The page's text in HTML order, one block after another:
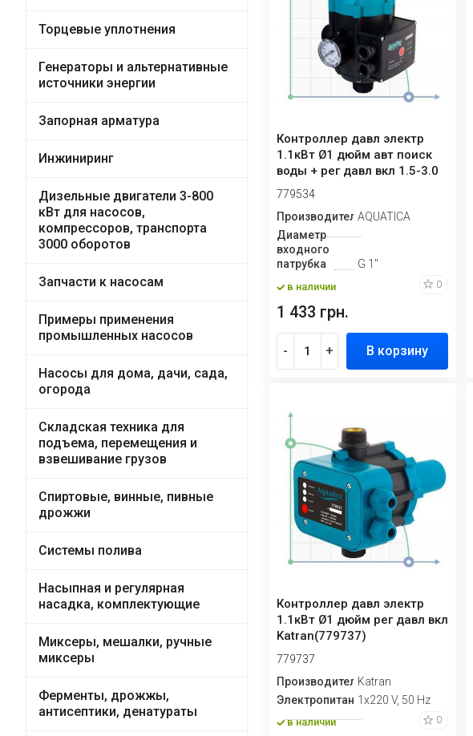
Торцевые уплотнения
Генераторы и альтернативные
источники энергии
Запорная арматура
Инжиниринг
Дизельные двигатели 3-800
кВт для насосов,
компрессоров, транспорта
3000 оборотов
Запчасти к насосам
Примеры применения
промышленных насосов
Насосы для дома, дачи, сада,
огорода
Складская техника для
подъема, перемещения и
взвешивание грузов
Спиртовые, винные, пивные
дрожжи
Системы полива
Насыпная и регулярная
насадка, комплектующие
Миксеры, мешалки, ручные
миксеры
Ферменты, дрожжы,
антисептики, денатураты
Контроллер давл электр
1.1кВт Ø1 дюйм авт поиск
воды + рег давл вкл 1.5-3.0
b...
779534
ПроизводительAQUATICA
Диаметр
входного
патрубка
G 1"
в наличии 0
1 433 грн.
- + В корзину
Контроллер давл электр
1.1кВт Ø1 дюйм рег давл вкл
Katran(779737)
779737
ПроизводительKatran
Электропитание1х220 V, 50 Hz
в наличии 0